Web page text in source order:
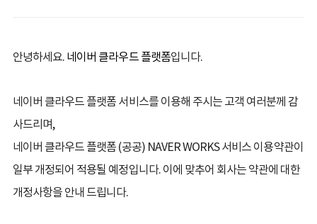
안녕하세요. 네이버 클라우드 플랫폼입니다.
네이버 클라우드 플랫폼 서비스를 이용해 주시는 고객 여러분께 감
사드리며,
네이버 클라우드 플랫폼 (공공) NAVER WORKS 서비스 이용약관이
일부 개정되어 적용될 예정입니다. 이에 맞추어 회사는 약관에 대한
개정사항을 안내 드립니다.